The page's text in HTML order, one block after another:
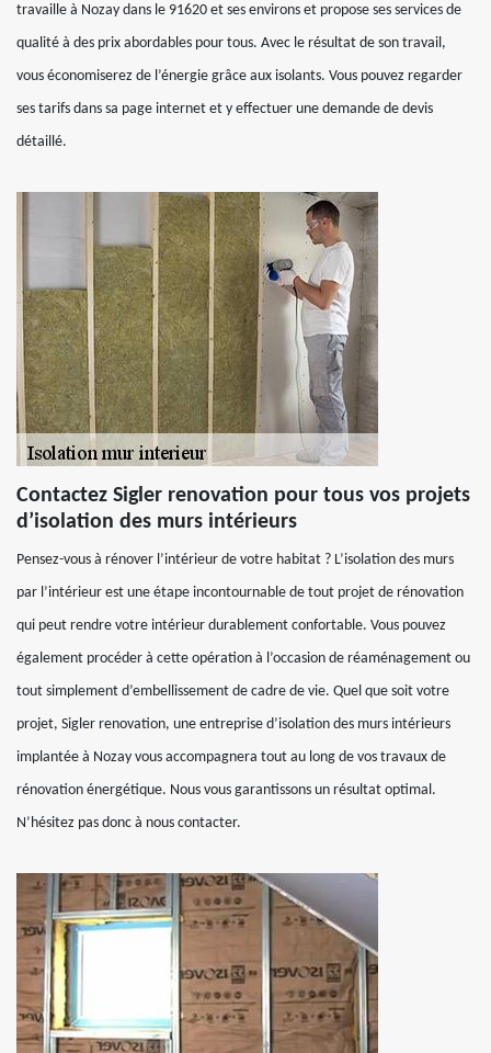
travaille à Nozay dans le 91620 et ses environs et propose ses services de
qualité à des prix abordables pour tous. Avec le résultat de son travail,
vous économiserez de l’énergie grâce aux isolants. Vous pouvez regarder
ses tarifs dans sa page internet et y effectuer une demande de devis
détaillé.
Contactez Sigler renovation pour tous vos projets
d’isolation des murs intérieurs
Pensez-vous à rénover l’intérieur de votre habitat ? L’isolation des murs
par l’intérieur est une étape incontournable de tout projet de rénovation
qui peut rendre votre intérieur durablement confortable. Vous pouvez
également procéder à cette opération à l’occasion de réaménagement ou
tout simplement d’embellissement de cadre de vie. Quel que soit votre
projet, Sigler renovation, une entreprise d’isolation des murs intérieurs
implantée à Nozay vous accompagnera tout au long de vos travaux de
rénovation énergétique. Nous vous garantissons un résultat optimal.
N’hésitez pas donc à nous contacter.